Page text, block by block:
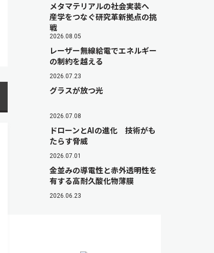
メタマテリアルの社会実装へ
産学をつなぐ研究革新拠点の挑
戦
2026.08.05
レーザー無線給電でエネルギー
の制約を越える
2026.07.23
グラスが放つ光
2026.07.08
ドローンとAIの進化 技術がも
たらす脅威
2026.07.01
金並みの導電性と赤外透明性を
有する高耐久酸化物薄膜
2026.06.23